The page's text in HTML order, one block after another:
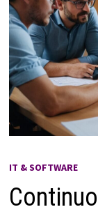
IT & SOFTWARE